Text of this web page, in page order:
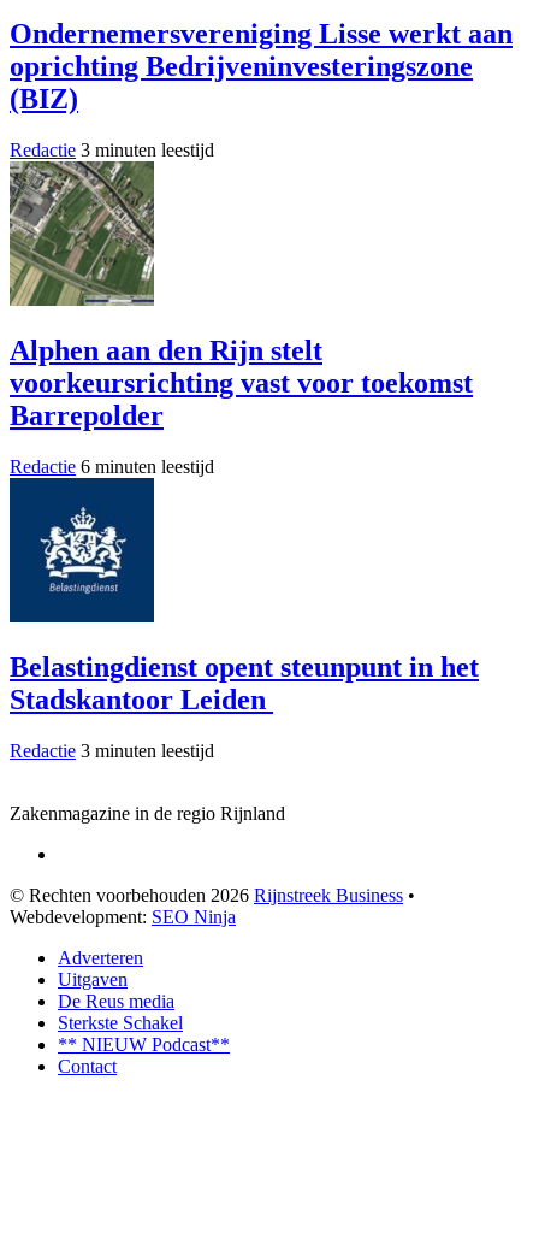
Ondernemersvereniging Lisse werkt aan
oprichting Bedrijveninvesteringszone
(BIZ)
Redactie 3 minuten leestijd
Alphen aan den Rijn stelt
voorkeursrichting vast voor toekomst
Barrepolder
Redactie 6 minuten leestijd
Belastingdienst opent steunpunt in het
Stadskantoor Leiden
Redactie 3 minuten leestijd
Zakenmagazine in de regio Rijnland
© Rechten voorbehouden 2026 Rijnstreek Business •
Webdevelopment: SEO Ninja
Adverteren
Uitgaven
De Reus media
Sterkste Schakel
** NIEUW Podcast**
Contact